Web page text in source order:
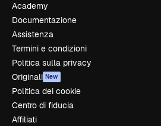
Academy
Documentazione
Assistenza
Termini e condizioni
Politica sulla privacy
Originali New
Politica dei cookie
Centro di fiducia
Affiliati